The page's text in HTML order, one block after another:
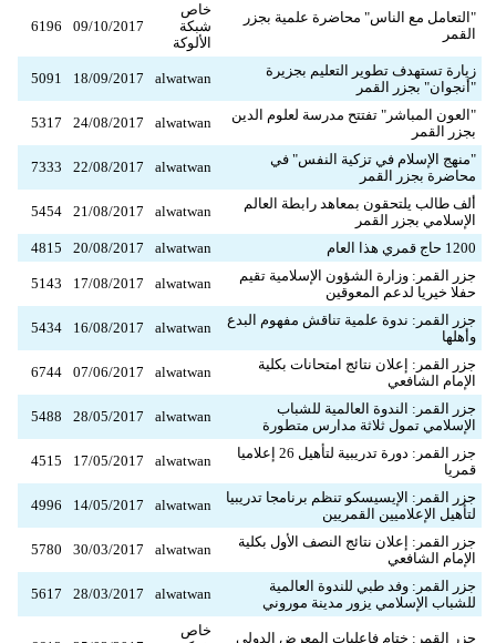
"التعامل مع الناس" محاضرة علمية بجزر
القمر
خاص
شبكة
الألوكة
09/10/2017
6196
زيارة تستهدف تطوير التعليم بجزيرة
"أنجوان" بجزر القمر
alwatwan
18/09/2017
5091
"العون المباشر" تفتتح مدرسة لعلوم الدين
بجزر القمر
alwatwan
24/08/2017
5317
"منهج الإسلام في تزكية النفس" في
محاضرة بجزر القمر
alwatwan
22/08/2017
7333
ألف طالب يلتحقون بمعاهد رابطة العالم
الإسلامي بجزر القمر
alwatwan
21/08/2017
5454
1200 حاج قمري هذا العام alwatwan
20/08/2017
4815
جزر القمر: وزارة الشؤون الإسلامية تقيم
حفلا خيريا لدعم المعوقين
alwatwan
17/08/2017
5143
جزر القمر: ندوة علمية تناقش مفهوم البدع
وأهلها
alwatwan
16/08/2017
5434
جزر القمر: إعلان نتائج امتحانات بكلية
الإمام الشافعي
alwatwan
07/06/2017
6744
جزر القمر: الندوة العالمية للشباب
الإسلامي تمول ثلاثة مدارس متطورة
alwatwan
28/05/2017
5488
جزر القمر: دورة تدريبية لتأهيل 26 إعلاميا
قمريا
alwatwan
17/05/2017
4515
جزر القمر: الإيسيسكو تنظم برنامجا تدريبيا
لتأهيل الإعلاميين القمريين
alwatwan
14/05/2017
4996
جزر القمر: إعلان نتائج النصف الأول بكلية
الإمام الشافعي
alwatwan
30/03/2017
5780
جزر القمر: وفد طبي للندوة العالمية
للشباب الإسلامي يزور مدينة موروني
alwatwan
28/03/2017
5617
جزر القمر: ختام فاعليات المعرض الدولي
خاص